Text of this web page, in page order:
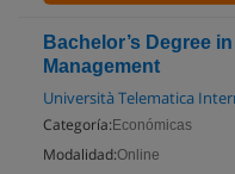
Bachelor’s Degree
Management
Università Telematica
Categoría: Económicas
Modalidad:Online